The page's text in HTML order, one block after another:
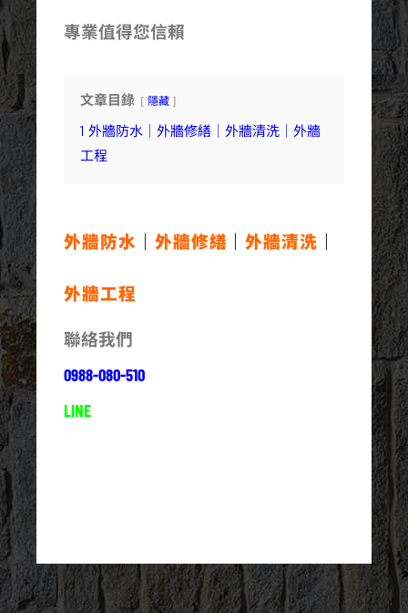
專業值得您信賴
文章目錄 隱藏
1 外牆防水｜外牆修繕｜外牆清洗｜外牆
工程
外牆防水 ｜ 外牆修繕 ｜外牆清洗 ｜
外牆工程
聯絡我們
0988-080-510
LINE